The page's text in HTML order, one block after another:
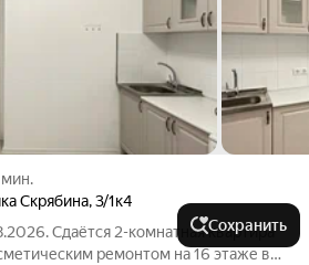
мин.
Скрябина,3/1к4
Сдаётся 2-комнатная квартира
ремонтом на 16 этаже в
Сохранить